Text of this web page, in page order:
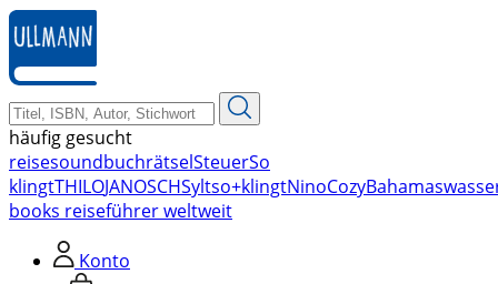
zum
Hauptinhalt
springen
häufig gesucht
reisesoundbuchrätselSteuerSo
klingtTHILOJANOSCHSyltso+klingtNinoCozyBahamas
books reiseführer weltweit
Konto